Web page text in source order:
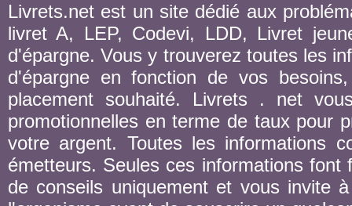
Livrets.net est un site dédié aux
livret A, LEP, Codevi, LDD, Livret
d'épargne. Vous y trouverez toutes les
d'épargne en fonction de vos
placement souhaité. Livrets . net
promotionnelles en terme de taux pour
votre argent. Toutes les informations
émetteurs. Seules ces informations
de conseils uniquement et vous invite